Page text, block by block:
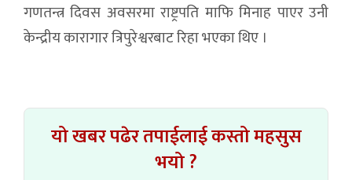
गणतन्त्र दिवस अवसरमा राष्ट्रपति माफि मिनाह पाएर उनी
केन्द्रीय कारागार त्रिपुरेश्वरबाट रिहा भएका थिए ।
यो खबर पढेर तपाईलाई कस्तो महसुस
भयो ?